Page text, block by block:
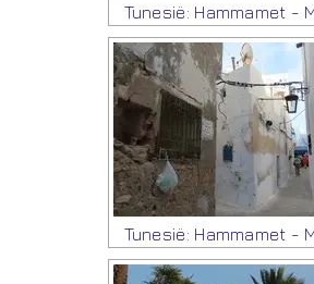
Tunesië: Hammamet -
Tunesië: Hammamet -